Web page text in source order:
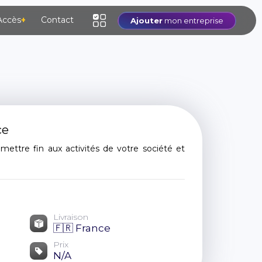
+ Contact Ajouter mon entreprise
fin aux activités de votre société et
Livraison
🇫🇷 France
Prix
N/A